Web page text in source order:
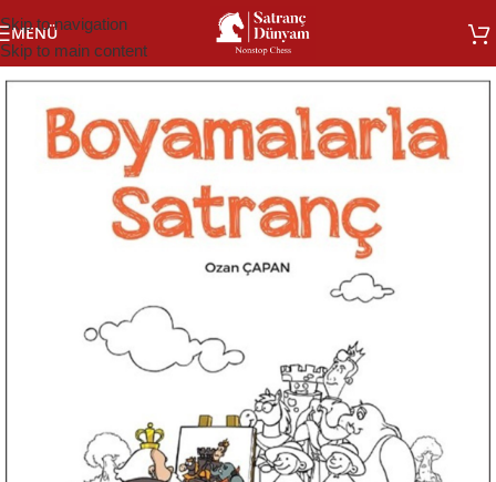
Skip to navigation
Skip to main content
MENÜ